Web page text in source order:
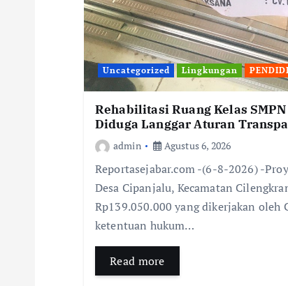
Uncategorized Lingkungan
Rehabilitasi Ruang Kelas
Diduga Langgar Aturan
admin Agustus 6, 2026
Reportasejabar.com -(6-8-2026) -
Desa Cipanjalu, Kecamatan
Rp139.050.000 yang dikerjakan oleh
ketentuan hukum…
Read more